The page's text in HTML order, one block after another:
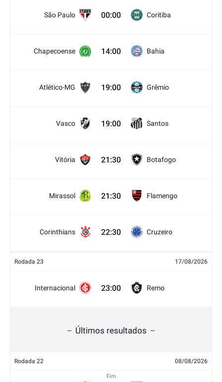
São Paulo 00:00 Coritiba
Chapecoense 14:00 Bahia
Atlético-MG 19:00 Grêmio
Vasco 19:00 Santos
Vitória 21:30 Botafogo
Mirassol 21:30 Flamengo
Corinthians 22:30 Cruzeiro
Rodada 23 17/08/2026
Internacional 23:00 Remo
Últimos resultados
Rodada 22 08/08/2026
Fim